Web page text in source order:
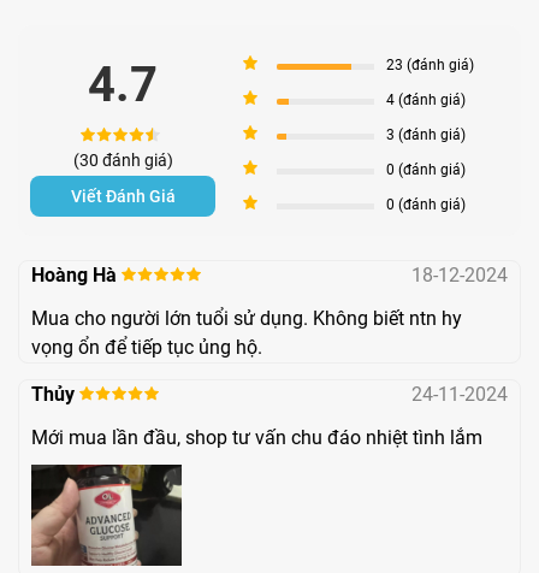
Glucose
Thành phần của
được chiết xuất từ các
chỉ có công dụng tốt trong việc hỗ trợ điều trị tiểu đường,
sản phẩm Advanced Glucose còn rất an toàn cho người
bệnh.
4.7
(30 đánh giá)
5 23 (đánh giá)
4 4 (đánh giá)
3 3 (đánh giá)
2 0 (đánh giá)
1 0 (đánh giá)
Viết Đánh Giá
Hoàng Hà
18-12-2024
Mua cho người lớn tuổi sử dụng. Không biết ntn hy
vọng ổn để tiếp tục ủng hộ.
Thủy
24-11-2024
Mới mua lần đầu, shop tư vấn chu đáo nhiệt tình lắm